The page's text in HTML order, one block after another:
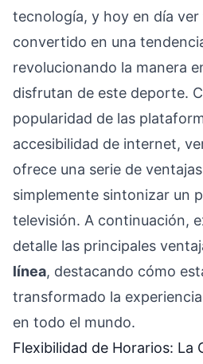
tecnología, y hoy en día ver
convertido en una
revolucionando la manera
disfrutan de este deporte.
popularidad de las
accesibilidad de internet,
ofrece una serie de
simplemente sintonizar un
televisión. A continuación,
detalle las principales
línea, destacando cómo
transformado la
en todo el mundo.
Flexibilidad de Horarios: La